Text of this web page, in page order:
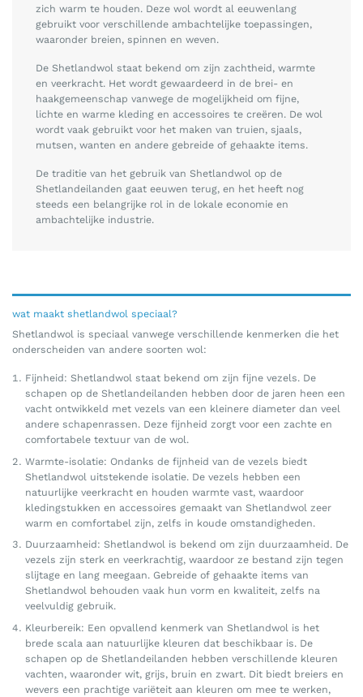
zich warm te houden. Deze wol wordt al eeuwenlang
gebruikt voor verschillende ambachtelijke toepassingen,
waaronder breien, spinnen en weven.
De Shetlandwol staat bekend om zijn zachtheid, warmte
en veerkracht. Het wordt gewaardeerd in de brei- en
haakgemeenschap vanwege de mogelijkheid om fijne,
lichte en warme kleding en accessoires te creëren. De wol
wordt vaak gebruikt voor het maken van truien, sjaals,
mutsen, wanten en andere gebreide of gehaakte items.
De traditie van het gebruik van Shetlandwol op de
Shetlandeilanden gaat eeuwen terug, en het heeft nog
steeds een belangrijke rol in de lokale economie en
ambachtelijke industrie.
wat maakt shetlandwol speciaal?
Shetlandwol is speciaal vanwege verschillende kenmerken die het
onderscheiden van andere soorten wol:
Fijnheid: Shetlandwol staat bekend om zijn fijne vezels. De
schapen op de Shetlandeilanden hebben door de jaren heen een
vacht ontwikkeld met vezels van een kleinere diameter dan veel
andere schapenrassen. Deze fijnheid zorgt voor een zachte en
comfortabele textuur van de wol.
Warmte-isolatie: Ondanks de fijnheid van de vezels biedt
Shetlandwol uitstekende isolatie. De vezels hebben een
natuurlijke veerkracht en houden warmte vast, waardoor
kledingstukken en accessoires gemaakt van Shetlandwol zeer
warm en comfortabel zijn, zelfs in koude omstandigheden.
Duurzaamheid: Shetlandwol is bekend om zijn duurzaamheid. De
vezels zijn sterk en veerkrachtig, waardoor ze bestand zijn tegen
slijtage en lang meegaan. Gebreide of gehaakte items van
Shetlandwol behouden vaak hun vorm en kwaliteit, zelfs na
veelvuldig gebruik.
Kleurbereik: Een opvallend kenmerk van Shetlandwol is het
brede scala aan natuurlijke kleuren dat beschikbaar is. De
schapen op de Shetlandeilanden hebben verschillende kleuren
vachten, waaronder wit, grijs, bruin en zwart. Dit biedt breiers en
wevers een prachtige variëteit aan kleuren om mee te werken,